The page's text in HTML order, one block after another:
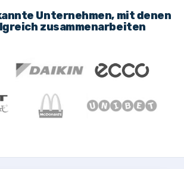
Unternehmen, mit denen
zusammenarbeiten